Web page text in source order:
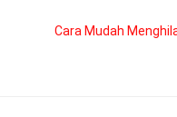
Cara Mudah